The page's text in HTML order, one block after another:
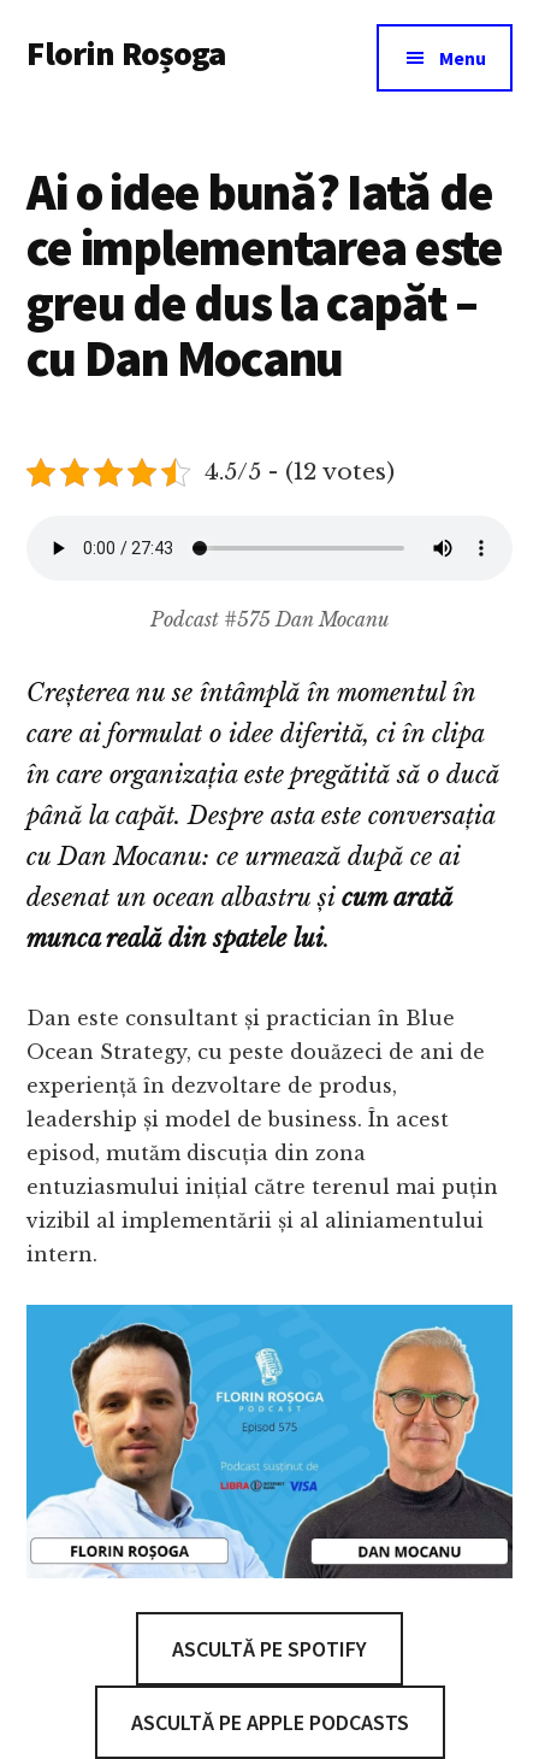
main
menu
Florin Roșoga Menu
Ai o idee bună? Iată de
ce implementarea este
greu de dus la capăt –
cu Dan Mocanu
4.5/5 - (12 votes)
Podcast #575 Dan Mocanu
Creșterea nu se întâmplă în momentul în
care ai formulat o idee diferită, ci în clipa
în care organizația este pregătită să o ducă
până la capăt. Despre asta este conversația
cu Dan Mocanu: ce urmează după ce ai
desenat un ocean albastru șicum arată
munca reală din spatele lui.
Dan este consultant și practician în Blue
Ocean Strategy, cu peste douăzeci de ani de
experiență în dezvoltare de produs,
leadership și model de business. În acest
episod, mutăm discuția din zona
entuziasmului inițial către terenul mai puțin
vizibil al implementării și al aliniamentului
intern.
ASCULTĂ PE SPOTIFY
ASCULTĂ PE APPLE PODCASTS